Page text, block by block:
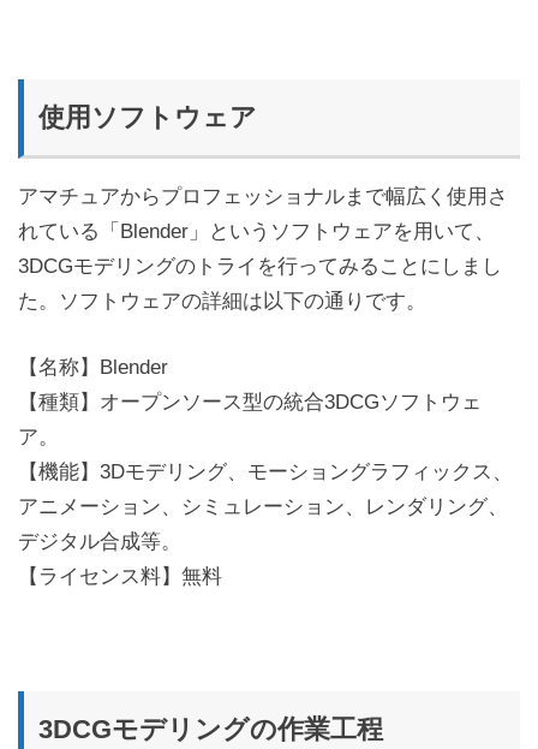
使用ソフトウェア
アマチュアからプロフェッショナルまで幅広く使用さ
れている「Blender」というソフトウェアを用いて、
3DCGモデリングのトライを行ってみることにしまし
た。ソフトウェアの詳細は以下の通りです。
【名称】Blender
【種類】オープンソース型の統合3DCGソフトウェ
ア。
【機能】3Dモデリング、モーショングラフィックス、
アニメーション、シミュレーション、レンダリング、
デジタル合成等。
【ライセンス料】無料
3DCGモデリングの作業工程